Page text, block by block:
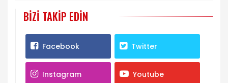
BIZI TAKIP EDIN
Facebook Twitter
Instagram Youtube